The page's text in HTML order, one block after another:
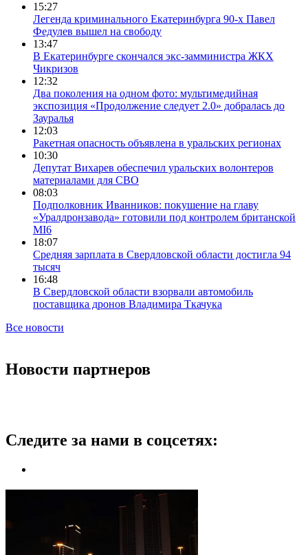
15:27
Легенда криминального Екатеринбурга 90-х Павел
Федулев вышел на свободу
13:47
В Екатеринбурге скончался экс-замминистра ЖКХ
Чикризов
12:32
Два поколения на одном фото: мультимедийная
экспозиция «Продолжение следует 2.0» добралась до
Зауралья
12:03
Ракетная опасность объявлена в уральских регионах
10:30
Депутат Вихарев обеспечил уральских волонтеров
материалами для СВО
08:03
Подполковник Иванников: покушение на главу
«Уралдронзавода» готовили под контролем британской
MI6
18:07
Средняя зарплата в Свердловской области достигла 94
тысяч
16:48
В Свердловской области взорвали автомобиль
поставщика дронов Владимира Ткачука
Все новости
Новости партнеров
Следите за нами в соцсетях: